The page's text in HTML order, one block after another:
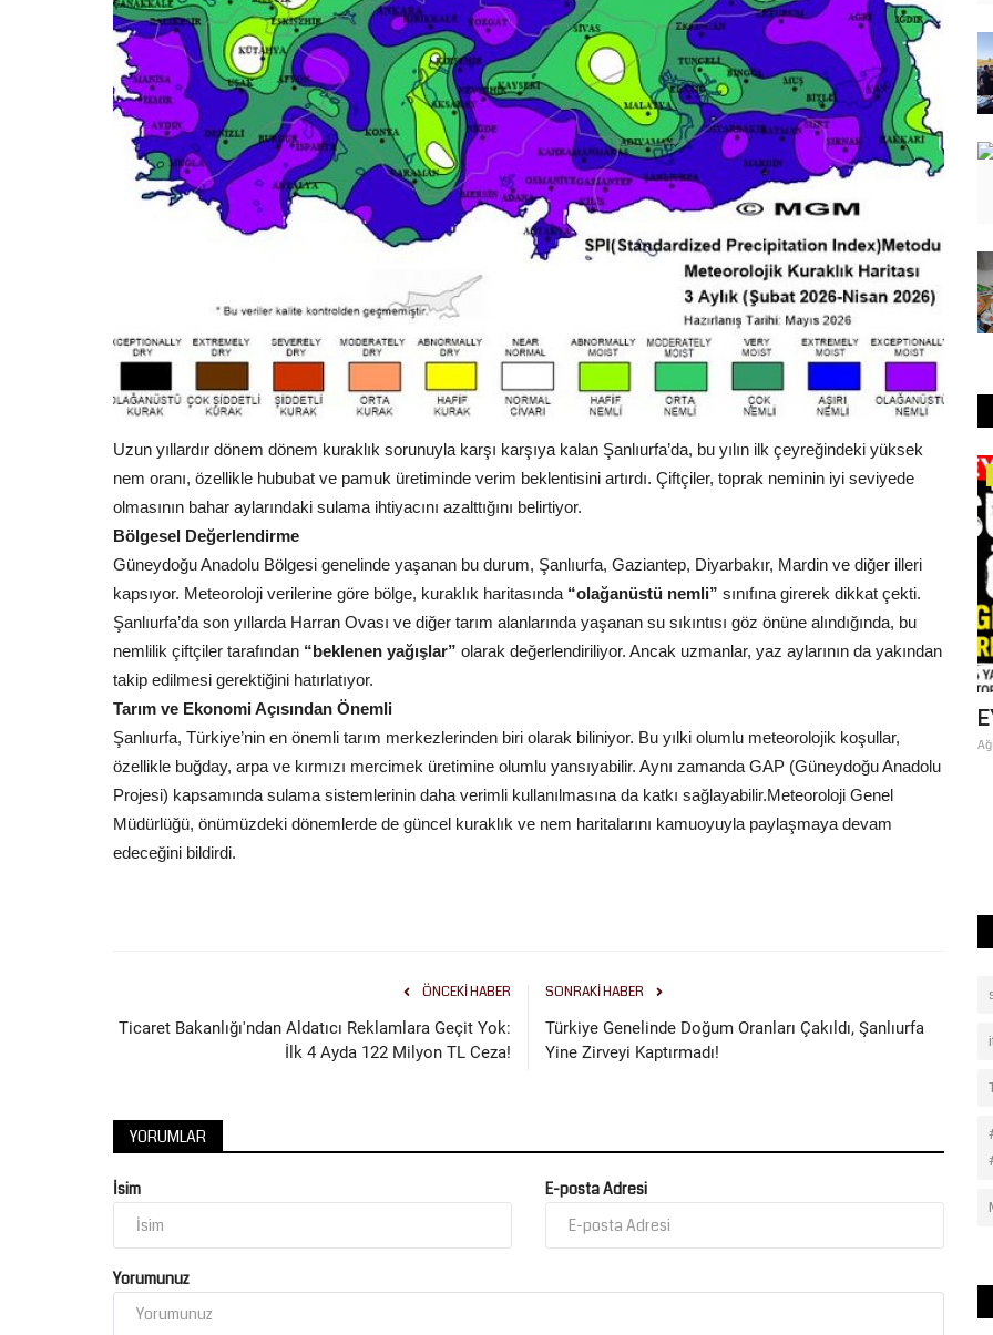
Uzun yıllardır dönem dönem kuraklık sorunuyla karşı karşıya kalan Şanlıurfa’da, bu yılın ilk çeyreğindeki yüksek
nem oranı, özellikle hububat ve pamuk üretiminde verim beklentisini artırdı. Çiftçiler, toprak neminin iyi seviyede
olmasının bahar aylarındaki sulama ihtiyacını azalttığını belirtiyor.
Bölgesel Değerlendirme
Güneydoğu Anadolu Bölgesi genelinde yaşanan bu durum, Şanlıurfa, Gaziantep, Diyarbakır, Mardin ve diğer illeri
kapsıyor. Meteoroloji verilerine göre bölge, kuraklık haritasında “olağanüstü nemli” sınıfına girerek dikkat çekti.
Şanlıurfa’da son yıllarda Harran Ovası ve diğer tarım alanlarında yaşanan su sıkıntısı göz önüne alındığında, bu
nemlilik çiftçiler tarafından “beklenen yağışlar” olarak değerlendiriliyor. Ancak uzmanlar, yaz aylarının da yakından
takip edilmesi gerektiğini hatırlatıyor.
Tarım ve Ekonomi Açısından Önemli
Şanlıurfa, Türkiye’nin en önemli tarım merkezlerinden biri olarak biliniyor. Bu yılki olumlu meteorolojik koşullar,
özellikle buğday, arpa ve kırmızı mercimek üretimine olumlu yansıyabilir. Aynı zamanda GAP (Güneydoğu Anadolu
Projesi) kapsamında sulama sistemlerinin daha verimli kullanılmasına da katkı sağlayabilir.Meteoroloji Genel
Müdürlüğü, önümüzdeki dönemlerde de güncel kuraklık ve nem haritalarını kamuoyuyla paylaşmaya devam
edeceğini bildirdi.
ÖNCEKI HABER
Ticaret Bakanlığı'ndan Aldatıcı Reklamlara Geçit Yok:
İlk 4 Ayda 122 Milyon TL Ceza!
SONRAKI HABER
Türkiye Genelinde Doğum Oranları Çakıldı, Şanlıurfa
Yine Zirveyi Kaptırmadı!
YORUMLAR
İsim E-posta Adresi
Yorumunuz
Köşe Yazıları
HER CANLI ÖLÜMÜ TADACAKTIR
Ağustos 5, 2026 0
Köşe Yazıları
ABDÜLHEKİM TAŞKIN, ŞECERESİ,
BABASI...